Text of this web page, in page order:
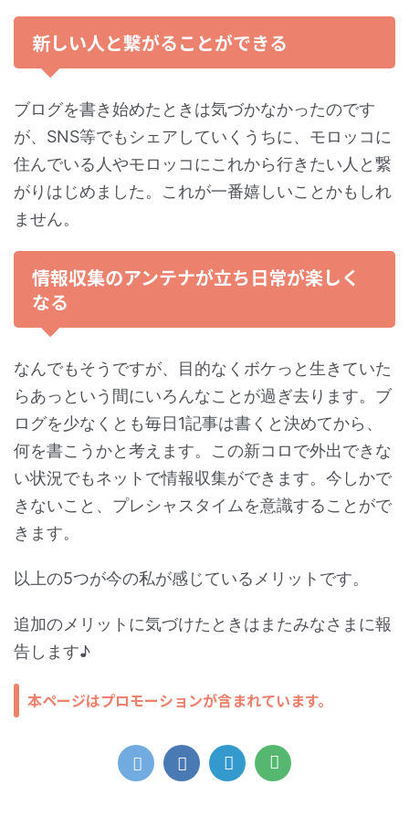
新しい人と繋がることができる
ブログを書き始めたときは気づかなかったのです
が、SNS等でもシェアしていくうちに、モロッコに
住んでいる人やモロッコにこれから行きたい人と繋
がりはじめました。これが一番嬉しいことかもしれ
ません。
情報収集のアンテナが立ち日常が楽しく
なる
なんでもそうですが、目的なくボケっと生きていた
らあっという間にいろんなことが過ぎ去ります。ブ
ログを少なくとも毎日1記事は書くと決めてから、
何を書こうかと考えます。この新コロで外出できな
い状況でもネットで情報収集ができます。今しかで
きないこと、プレシャスタイムを意識することがで
きます。
以上の5つが今の私が感じているメリットです。
追加のメリットに気づけたときはまたみなさまに報
告します♪
本ページはプロモーションが含まれています。